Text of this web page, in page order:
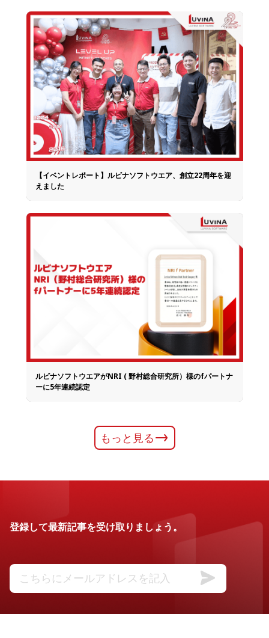
【イベントレポート】ルビナソフトウエア、創立22周年を迎
えました
ルビナソフトウエアがNRI ( 野村総合研究所）様のfパートナ
ーに5年連続認定
もっと見る
登録して最新記事を受け取りましょう。